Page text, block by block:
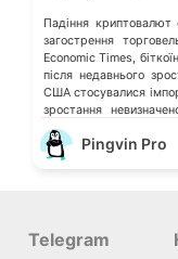
Падіння
загострення
Economic Times,
після недавнього
США стосувалися
зростання
прибутки і
Pingvin Pro
Telegram